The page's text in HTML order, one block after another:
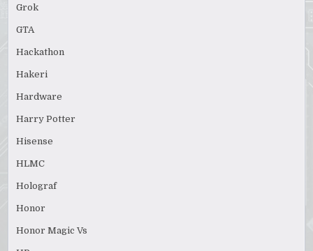
Grok
GTA
Hackathon
Hakeri
Hardware
Harry Potter
Hisense
HLMC
Holograf
Honor
Honor Magic Vs